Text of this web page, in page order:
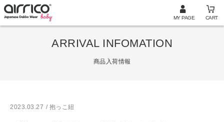
MY PAGE CART
ARRIVAL INFOMATION
商品入荷情報
2023.03.27 / 抱っこ紐